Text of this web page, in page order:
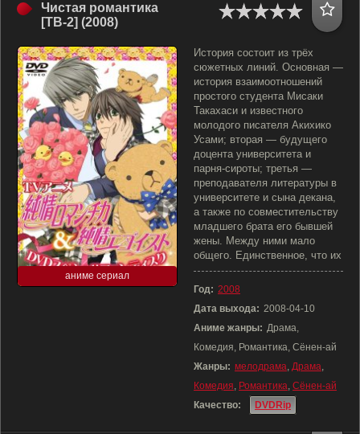
Чистая романтика
[ТВ-2] (2008)
аниме сериал
История состоит из трёх
сюжетных линий. Основная —
история взаимоотношений
простого студента Мисаки
Такахаси и известного
молодого писателя Акихико
Усами; вторая — будущего
доцента университета и
парня-сироты; третья —
преподавателя литературы в
университете и сына декана,
а также по совместительству
младшего брата его бывшей
жены. Между ними мало
общего. Единственное, что их
Год: 2008
Дата выхода: 2008-04-10
Аниме жанры: Драма,
Комедия, Романтика, Сёнен-ай
Жанры: мелодрама, Драма,
Комедия, Романтика, Сёнен-ай
Качество:
DVDRip